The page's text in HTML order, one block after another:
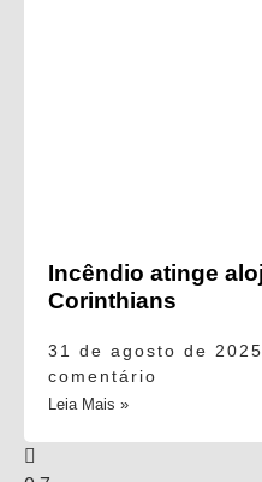
Incêndio atinge
Corinthians
31 de agosto de 2025
comentário
Leia Mais »